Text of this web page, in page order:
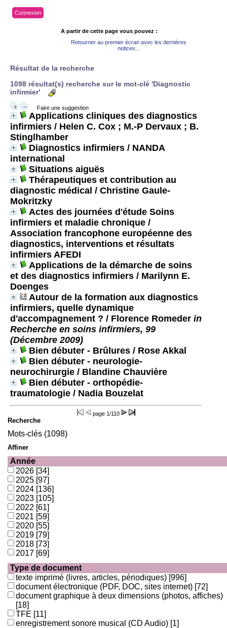
Connexion
A partir de cette page vous pouvez :
Retourner au premier écran avec les dernières
notices...
Résultat de la recherche
1098 résultat(s) recherche sur le mot-clé 'Diagnostic
infirmier'
Faire une suggestion
Applications cliniques des diagnostics
infirmiers / Helen C. Cox ; M.-P Dervaux ; B.
Stinglhamber
Diagnostics infirmiers / NANDA
international
Situations aiguës
Thérapeutiques et contribution au
diagnostic médical / Christine Gaule-
Mokritzky
Actes des journées d'étude Soins
infirmiers et maladie chronique /
Association francophone européenne des
diagnostics, interventions et résultats
infirmiers AFEDI
Applications de la démarche de soins
et des diagnostics infirmiers / Marilynn E.
Doenges
Autour de la formation aux diagnostics
infirmiers, quelle dynamique
d'accompagnement ? / Florence Romeder in
Recherche en soins infirmiers, 99
(Décembre 2009)
Bien débuter - Brûlures / Rose Akkal
Bien débuter - neurologie-
neurochirurgie / Blandine Chauvière
Bien débuter - orthopédie-
traumatologie / Nadia Bouzelat
page 1/110
Recherche
Mots-clés (1098)
Affiner
Année
2026 [34]
2025 [97]
2024 [136]
2023 [105]
2022 [61]
2021 [59]
2020 [55]
2019 [79]
2018 [73]
2017 [69]
Type de document
texte imprimé (livres, articles, périodiques) [996]
document électronique (PDF, DOC, sites internet) [72]
document graphique à deux dimensions (photos, affiches)
[18]
TFE [11]
enregistrement sonore musical (CD Audio) [1]